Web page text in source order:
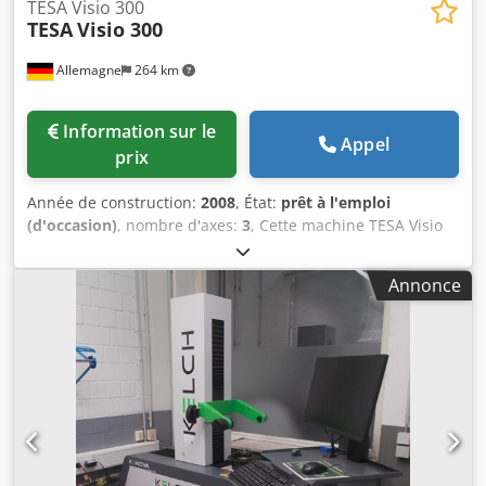
Allemagne 264 km
TESA Visio 300
TESAVisio 300
prix
Appel
Année de construction: 2008, État: prêt à l'emploi
(d'occasion), nombre d'axes: 3, Cette machine TESA Visio
300 à 3 axes a été fabriquée en 2008, mais elle est comme
neuve, n'ayant jamais été utilisée. Elle dispose d'une
course de 300 mm sur l'axe X, de 200 mm sur l'axe Y et de
150 mm sur l'axe Z. La machine est équipée d'un étau de
précision et d'un plateau en verre, ce qui renforce ses
capacités de mesure. Si vous recherchez des capacités de
mesure optique de haute qualité, pensez à la machine
TESA Visio 300 que nous proposons à la vente. Contactez-
nous pour plus de détails. • La machine est comme neuve,
elle n'a jamais servi • Tension : 110 / 240 V • Fréquence : 50
/ 60 Hz • Logiciel : TESAVista 1.4 (logiciel d'application) •
Annonce